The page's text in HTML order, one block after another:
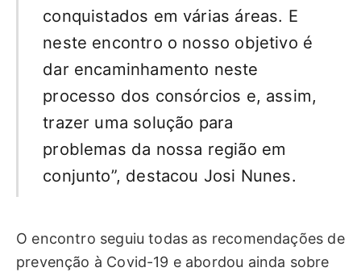
conquistados em várias áreas. E
neste encontro o nosso objetivo é
dar encaminhamento neste
processo dos consórcios e, assim,
trazer uma solução para
problemas da nossa região em
conjunto”, destacou Josi Nunes.
O encontro seguiu todas as recomendações de
prevenção à Covid-19 e abordou ainda sobre